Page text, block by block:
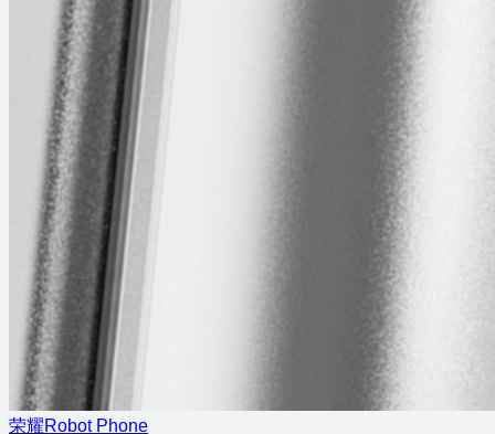
荣耀Robot Phone